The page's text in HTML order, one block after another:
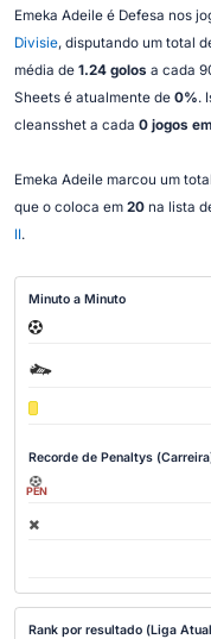
Emeka Adeile é Defesa nos
Divisie, disputando um total
média de 1.24 golos a cada
Sheets é atualmente de 0%.
cleansshet a cada 0 jogos
Emeka Adeile marcou um
que o coloca em 20na lista
II.
Minuto a Minuto
Recorde de Penaltys
PEN
Rank por resultado (Liga